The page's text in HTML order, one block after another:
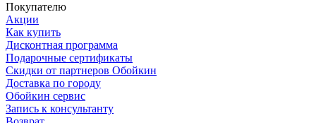
Покупателю
Акции
Как купить
Дисконтная программа
Подарочные сертификаты
Скидки от партнеров Обойкин
Доставка по городу
Обойкин сервис
Запись к консультанту